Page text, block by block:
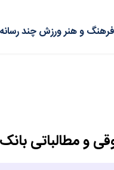
فرهنگ و هنرورزشچند
و مطالباتی